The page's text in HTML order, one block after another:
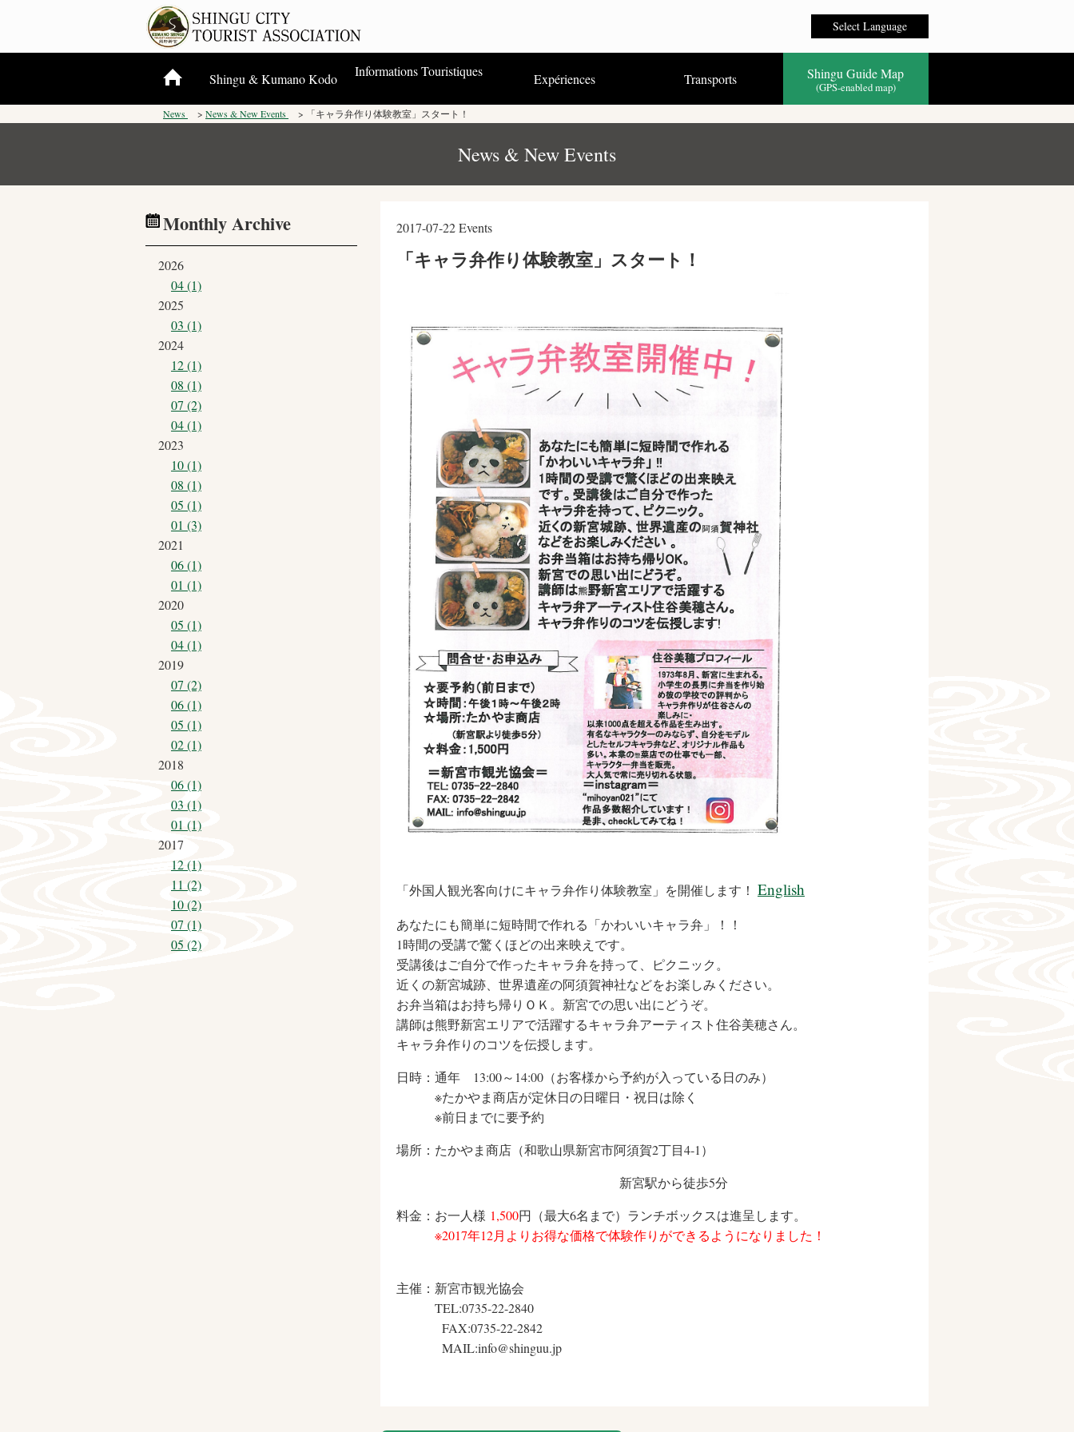
Select Language
Shingu & Kumano Kodo
Plus à propos de Shingu
Kumano Sanzan
Kumano Kodo
Informations Touristiques
Visiter - S’amuser - Se baigner
Hébergement
Nourriture
Achats
Festivals et événements
Guides Touristiques & Office de
Tourisme
Brochures, Cartes & Guides
Touristiques
Expériences
Route permettant l’utilisation d’un
Une promenade guidée dans la
Guide illustré de Kumano
Une promenade en Yukata
Le Kakigori surprise !
Transports Shingu Guide Map
(GPS-enabled map)
News News & New Events 「キャラ弁作り体験教室」スタート！
News & New Events
2017-07-22Events
「キャラ弁作り体験教室」スタート！
「外国人観光客向けにキャラ弁作り体験教室」を開催します！ English
あなたにも簡単に短時間で作れる「かわいいキャラ弁」！！
1時間の受講で驚くほどの出来映えです。
受講後はご自分で作ったキャラ弁を持って、ピクニック。
近くの新宮城跡、世界遺産の阿須賀神社などをお楽しみください。
お弁当箱はお持ち帰りＯＫ。新宮での思い出にどうぞ。
講師は熊野新宮エリアで活躍するキャラ弁アーティスト住谷美穂さん。
キャラ弁作りのコツを伝授します。
日時：通年 13:00～14:00（お客様から予約が入っている日のみ）
※たかやま商店が定休日の日曜日・祝日は除く
※前日までに要予約
場所：たかやま商店（和歌山県新宮市阿須賀2丁目4‐1）
新宮駅から徒歩5分
料金：お一人様 1,500円（最大6名まで）ランチボックスは進呈します。
※2017年12月よりお得な価格で体験作りができるようになりました！
主催：新宮市観光協会
TEL:0735-22-2840
FAX:0735-22-2842
MAIL:info@shinguu.jp
Monthly Archive
2026
04 (1)
2025
03 (1)
2024
12 (1)
08 (1)
07 (2)
04 (1)
2023
10 (1)
08 (1)
05 (1)
01 (3)
2021
06 (1)
01 (1)
2020
05 (1)
04 (1)
2019
07 (2)
06 (1)
05 (1)
02 (1)
2018
06 (1)
03 (1)
01 (1)
2017
12 (1)
11 (2)
10 (2)
07 (1)
05 (2)